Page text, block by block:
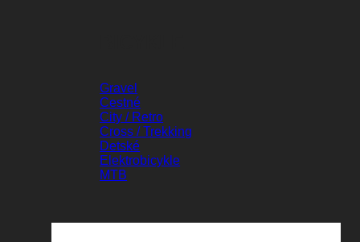
Gravel
Cestné
City / Retro
Cross / Trekking
Detské
Elektrobicykle
MTB